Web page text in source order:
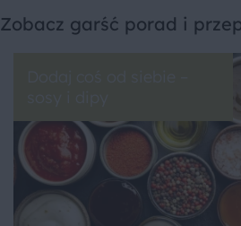
Zobacz garść porad i